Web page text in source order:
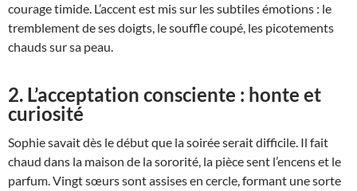
courage timide. L’accent est mis sur les subtiles émotions : le
tremblement de ses doigts, le souffle coupé, les picotements
chauds sur sa peau.
2. L’acceptation consciente : honte et
curiosité
Sophie savait dès le début que la soirée serait difficile. Il fait
chaud dans la maison de la sororité, la pièce sent l’encens et le
parfum. Vingt sœurs sont assises en cercle, formant une sorte